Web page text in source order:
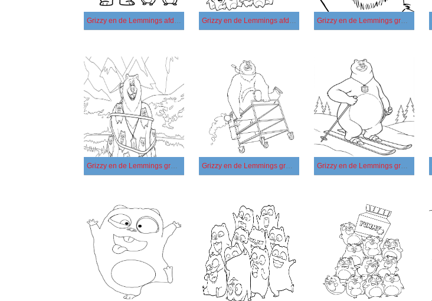
Grizzy en de Lemmings afdrukbaar voor kinderen Grizzy en de Lemmings afdrukbaar Grizzy en de Lemmings gratis afdrukbaar basis
Grizzy en de Lemmings gratis afdrukbaar simpel Grizzy en de Lemmings gratis afdrukbaar voor kinderen Grizzy en de Lemmings gratis afdrukbaar